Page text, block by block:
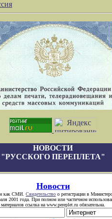
НОВОСТИ
"РУССКОГО ПЕРЕПЛЕТА"
Новости
как СМИ. Свидетельство о регистрации в
2001 года. При полном или частичном
материалов ссылка на www.pereplet.ru обязательна.